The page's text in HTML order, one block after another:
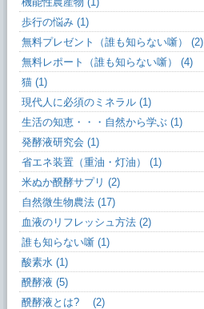
歩行の悩み (1)
無料プレゼント（誰も知らない噺） (2)
無料レポート（誰も知らない噺） (4)
猫 (1)
現代人に必須のミネラル (1)
生活の知恵・・・自然から学ぶ (1)
発酵液研究会 (1)
省エネ装置（重油・灯油） (1)
米ぬか醗酵サプリ (2)
自然微生物農法 (17)
血液のリフレッシュ方法 (2)
誰も知らない噺 (1)
酸素水 (1)
醗酵液 (5)
醗酵液とは? (2)